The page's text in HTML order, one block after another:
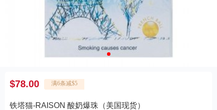
$78.00 满6条减$5
铁塔猫-RAISON 酸奶爆珠（美国现货）